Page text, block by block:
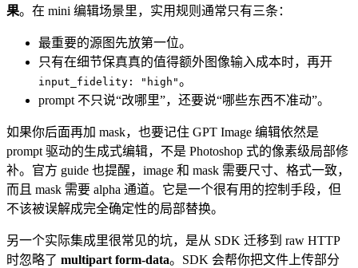
果。在 mini 编辑场景里，实用规则通常只有三条：
最重要的源图先放第一位。
只有在细节保真真的值得额外图像输入成本时，再开
input_fidelity: "high"。
prompt 不只说“改哪里”，还要说“哪些东西不准动”。
如果你后面再加 mask，也要记住 GPT Image 编辑依然是
prompt 驱动的生成式编辑，不是 Photoshop 式的像素级局部修
补。官方 guide 也提醒，image 和 mask 需要尺寸、格式一致，
而且 mask 需要 alpha 通道。它是一个很有用的控制手段，但
不该被误解成完全确定性的局部替换。
另一个实际集成里很常见的坑，是从 SDK 迁移到 raw HTTP
时忽略了 multipart form-data。SDK 会帮你把文件上传部分